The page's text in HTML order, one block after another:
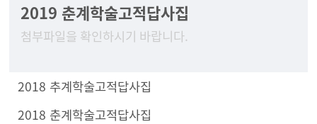
2019 춘계학술고적답사집
첨부파일을 확인하시기 바랍니다.
2018 추계학술고적답사집
2018 춘계학술고적답사집